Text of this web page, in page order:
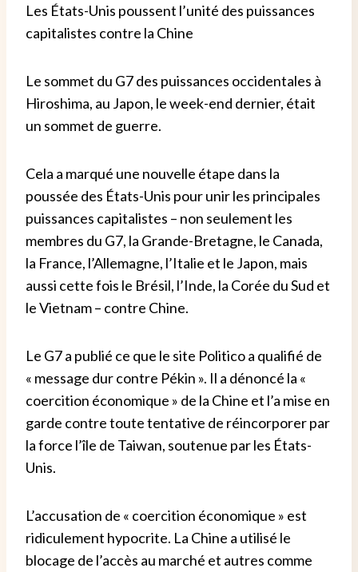
Les États-Unis poussent l’unité des puissances
capitalistes contre la Chine
Le sommet du G7 des puissances occidentales à
Hiroshima, au Japon, le week-end dernier, était
un sommet de guerre.
Cela a marqué une nouvelle étape dans la
poussée des États-Unis pour unir les principales
puissances capitalistes – non seulement les
membres du G7, la Grande-Bretagne, le Canada,
la France, l’Allemagne, l’Italie et le Japon, mais
aussi cette fois le Brésil, l’Inde, la Corée du Sud et
le Vietnam – contre Chine.
Le G7 a publié ce que le site Politico a qualifié de
« message dur contre Pékin ». Il a dénoncé la «
coercition économique » de la Chine et l’a mise en
garde contre toute tentative de réincorporer par
la force l’île de Taiwan, soutenue par les États-
Unis.
L’accusation de « coercition économique » est
ridiculement hypocrite. La Chine a utilisé le
blocage de l’accès au marché et autres comme